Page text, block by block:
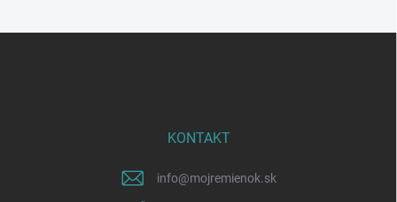
KONTAKT
info@mojremienok.sk